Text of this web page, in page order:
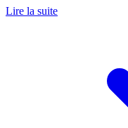
Lire la suite